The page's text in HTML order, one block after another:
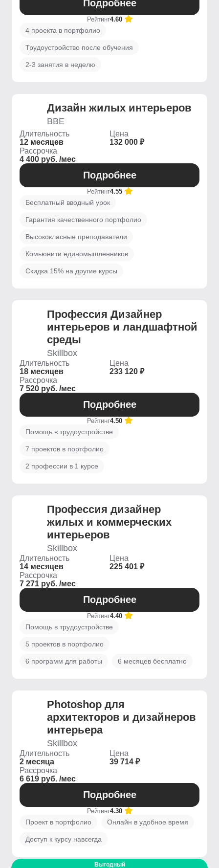
Подробнее
Рейтинг4.60
4 проекта в портфолио
Трудоустройство после обучения
2-3 занятия в неделю
Дизайн жилых интерьеров
BBE
Длительность
12 месяцев
Цена
132 000 ₽
Рассрочка
4 400 руб. /мес
Подробнее
Рейтинг4.55
Бесплатный вводный урок
Гарантия качественного портфолио
Высококласные преподаватели
Комьюнити единомышленников
Скидка 15% на другие курсы
Профессия Дизайнер
интерьеров и ландшафтной
среды
Skillbox
Длительность
18 месяцев
Цена
233 120 ₽
Рассрочка
7 520 руб. /мес
Подробнее
Рейтинг4.50
Помощь в трудоустройстве
7 проектов в портфолио
2 профессии в 1 курсе
Профессия дизайнер
жилых и коммерческих
интерьеров
Skillbox
Длительность
14 месяцев
Цена
225 401 ₽
Рассрочка
7 271 руб. /мес
Подробнее
Рейтинг4.40
Помощь в трудоустройстве
5 проектов в портфолио
6 программ для работы 6 месяцев бесплатно
Photoshop для
архитекторов и дизайнеров
интерьера
Skillbox
Длительность
2 месяца
Цена
39 714 ₽
Рассрочка
6 619 руб. /мес
Подробнее
Рейтинг4.30
Проект в портфолио Онлайн в удобное время
Доступ к курсу навсегда
Выгодный